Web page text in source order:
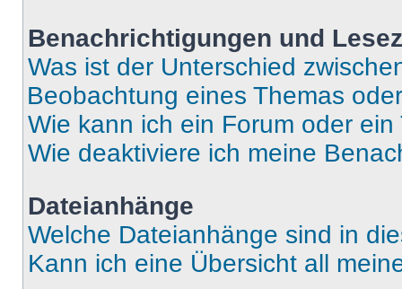
Benachrichtigungen und
Was ist der Unterschied
Beobachtung eines Themas
Wie kann ich ein Forum oder
Wie deaktiviere ich meine
Dateianhänge
Welche Dateianhänge sind in
Kann ich eine Übersicht all